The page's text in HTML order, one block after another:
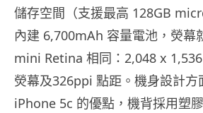
儲存空間（支援最高 128GB
內建 6,700mAh 容量電池，熒幕
mini Retina 相同：2,048 x
熒幕及326ppi 點距。機身設計方
iPhone 5c 的優點，機背採用塑